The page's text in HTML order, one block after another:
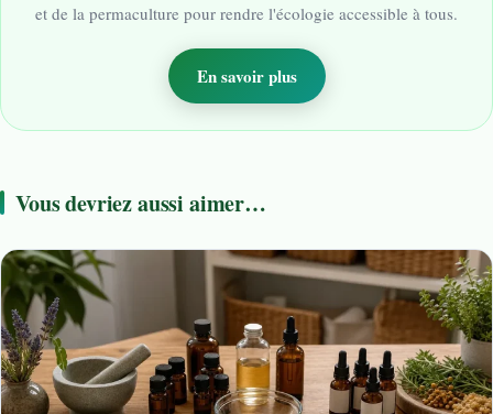
et de la permaculture pour rendre l'écologie accessible à tous.
En savoir plus
Vous devriez aussi aimer…